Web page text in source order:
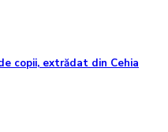
copii, extrădat din Cehia